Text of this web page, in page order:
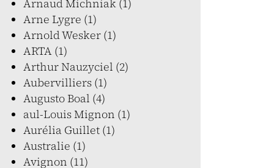
Arnaud Michniak (1)
Arne Lygre (1)
Arnold Wesker (1)
ARTA (1)
Arthur Nauzyciel (2)
Aubervilliers (1)
Augusto Boal (4)
aul-Louis Mignon (1)
Aurélia Guillet (1)
Australie (1)
Avignon (11)